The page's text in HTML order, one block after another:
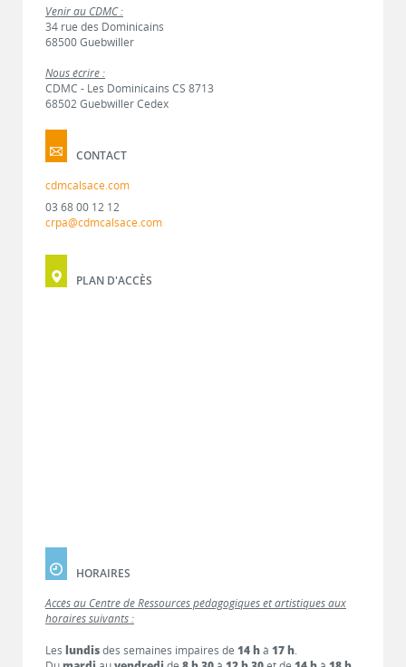
Venir au CDMC :
34 rue des Dominicains
68500 Guebwiller
Nous écrire :
CDMC - Les Dominicains CS 8713
68502 Guebwiller Cedex
CONTACT
cdmcalsace.com
03 68 00 12 12
crpa@cdmcalsace.com
PLAN D'ACCÈS
HORAIRES
Accès au Centre de Ressources pédagogiques et artistiques aux
horaires suivants :
Les lundisdes semaines impaires de 14 hà 17 h.